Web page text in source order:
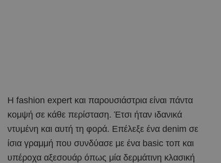
Η fashion expert και παρουσιάστρια είναι πάντα
κομψή σε κάθε περίσταση. Έτσι ήταν ιδανικά
ντυμένη και αυτή τη φορά. Επέλεξε ένα denim σε
ίσια γραμμή που συνδύασε με ένα basic τοπ και
υπέροχα αξεσουάρ όπως μία δερμάτινη κλασική